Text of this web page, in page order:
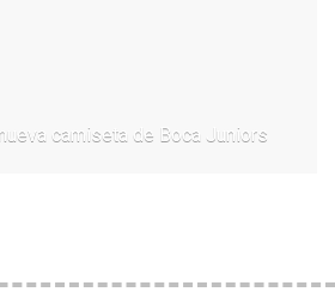
camiseta de Boca Juniors